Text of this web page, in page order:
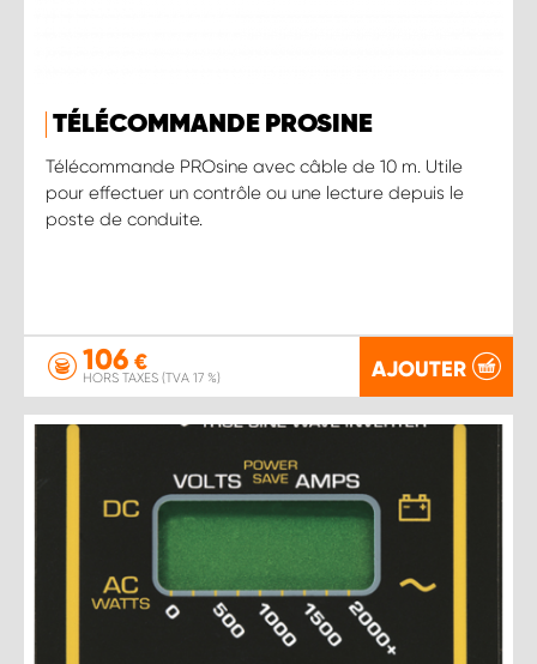
TÉLÉCOMMANDE PROSINE
Télécommande PROsine avec câble de 10 m. Utile
pour effectuer un contrôle ou une lecture depuis le
poste de conduite.
106 €
HORS TAXES (TVA 17 %) AJOUTER